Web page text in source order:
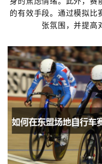
的有效手段。通过模拟比
张氛围，并提高